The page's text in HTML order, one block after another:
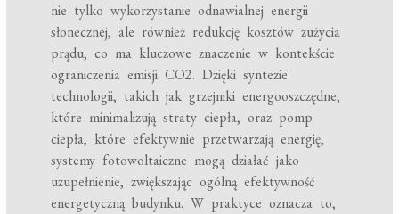
nie tylko wykorzystanie odnawialnej energii
słonecznej, ale również redukcję kosztów zużycia
prądu, co ma kluczowe znaczenie w kontekście
ograniczenia emisji CO2. Dzięki syntezie
technologii, takich jak grzejniki energooszczędne,
które minimalizują straty ciepła, oraz pomp
ciepła, które efektywnie przetwarzają energię,
systemy fotowoltaiczne mogą działać jako
uzupełnienie, zwiększając ogólną efektywność
energetyczną budynku. W praktyce oznacza to,